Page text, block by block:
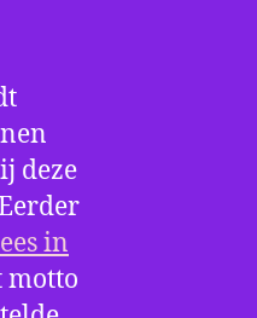
deze
in
motto